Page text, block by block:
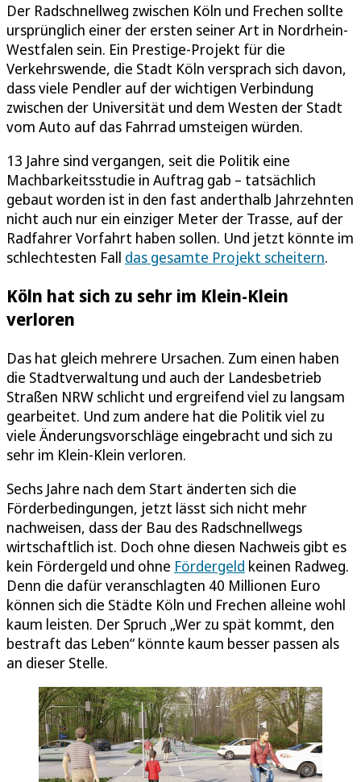
Der Radschnellweg zwischen Köln und Frechen sollte
ursprünglich einer der ersten seiner Art in Nordrhein-
Westfalen sein. Ein Prestige-Projekt für die
Verkehrswende, die Stadt Köln versprach sich davon,
dass viele Pendler auf der wichtigen Verbindung
zwischen der Universität und dem Westen der Stadt
vom Auto auf das Fahrrad umsteigen würden.
13 Jahre sind vergangen, seit die Politik eine
Machbarkeitsstudie in Auftrag gab – tatsächlich
gebaut worden ist in den fast anderthalb Jahrzehnten
nicht auch nur ein einziger Meter der Trasse, auf der
Radfahrer Vorfahrt haben sollen. Und jetzt könnte im
schlechtesten Fall das gesamte Projekt scheitern.
Köln hat sich zu sehr im Klein-Klein
verloren
Das hat gleich mehrere Ursachen. Zum einen haben
die Stadtverwaltung und auch der Landesbetrieb
Straßen NRW schlicht und ergreifend viel zu langsam
gearbeitet. Und zum andere hat die Politik viel zu
viele Änderungsvorschläge eingebracht und sich zu
sehr im Klein-Klein verloren.
Sechs Jahre nach dem Start änderten sich die
Förderbedingungen, jetzt lässt sich nicht mehr
nachweisen, dass der Bau des Radschnellwegs
wirtschaftlich ist. Doch ohne diesen Nachweis gibt es
kein Fördergeld und ohne Fördergeld keinen Radweg.
Denn die dafür veranschlagten 40 Millionen Euro
können sich die Städte Köln und Frechen alleine wohl
kaum leisten. Der Spruch „Wer zu spät kommt, den
bestraft das Leben“ könnte kaum besser passen als
an dieser Stelle.